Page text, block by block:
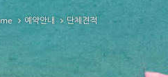
예약안내 단체견적